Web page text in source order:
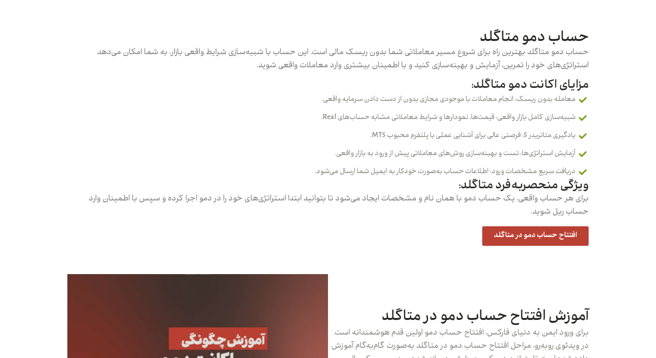
حساب دمو متاگلد
حساب دمو متاگلد بهترین راه برای شروع مسیر معاملاتی شما بدون ریسک مالی است. این حساب با شبیه‌سازی شرایط واقعی بازار، به شما امکان می‌دهد
استراتژی‌های خود را تمرین، آزمایش و بهینه‌سازی کنید و با اطمینان بیشتری وارد معاملات واقعی شوید.
مزایای اکانت دمو متاگلد:
معامله بدون ریسک: انجام معاملات با موجودی مجازی بدون از دست دادن سرمایه واقعی.
شبیه‌سازی کامل بازار واقعی: قیمت‌ها، نمودارها و شرایط معاملاتی مشابه حساب‌های Real.
یادگیری متاتریدر 5: فرصتی عالی برای آشنایی عملی با پلتفرم محبوب MT5.
آزمایش استراتژی‌ها: تست و بهینه‌سازی روش‌های معاملاتی پیش از ورود به بازار واقعی.
دریافت سریع مشخصات ورود: اطلاعات حساب به‌صورت خودکار به ایمیل شما ارسال می‌شود.
ویژگی منحصربه‌فرد متاگلد:
برای هر حساب واقعی، یک حساب دمو با همان نام و مشخصات ایجاد می‌شود تا بتوانید ابتدا استراتژی‌های خود را در دمو اجرا کرده و سپس با اطمینان وارد
حساب ریل شوید.
افتتاح حساب دمو در متاگلد
آموزش افتتاح حساب دمو در متاگلد
برای ورود ایمن به دنیای فارکس، افتتاح حساب دمو اولین قدم هوشمندانه است.
در ویدئوی روبه‌رو، مراحل افتتاح حساب دمو در متاگلد به‌صورت گام‌به‌گام آموزش